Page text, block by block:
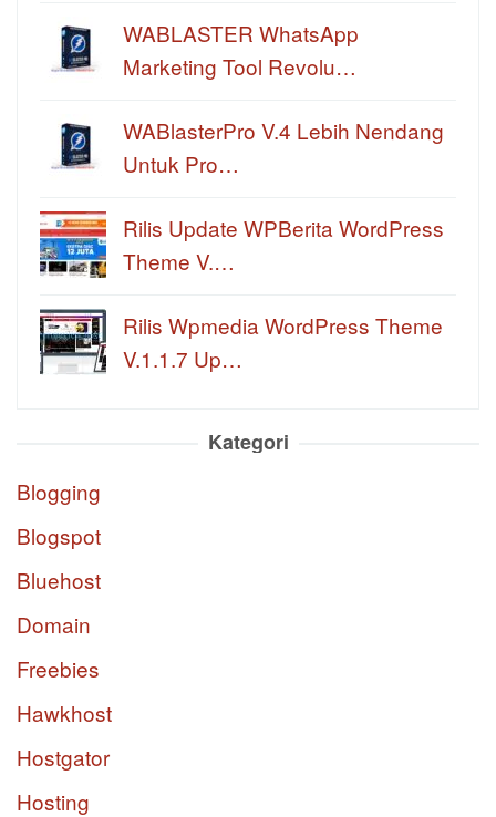
WABLASTER WhatsApp
Marketing Tool Revolu…
WABlasterPro V.4 Lebih Nendang
Untuk Pro…
Rilis Update WPBerita WordPress
Theme V.…
Rilis Wpmedia WordPress Theme
V.1.1.7 Up…
Kategori
Blogging
Blogspot
Bluehost
Domain
Freebies
Hawkhost
Hostgator
Hosting